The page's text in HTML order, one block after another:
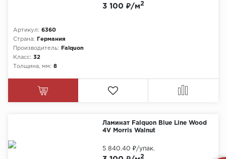
Артикул: 6360
Страна:
Германия
Производитель:
Falquon
Класс: 32
Толщина, мм: 8
3 100 ₽/м2
Ламинат Falquon Blue Line Wood
4V Morris Walnut
2
5 840.40 ₽/упак.